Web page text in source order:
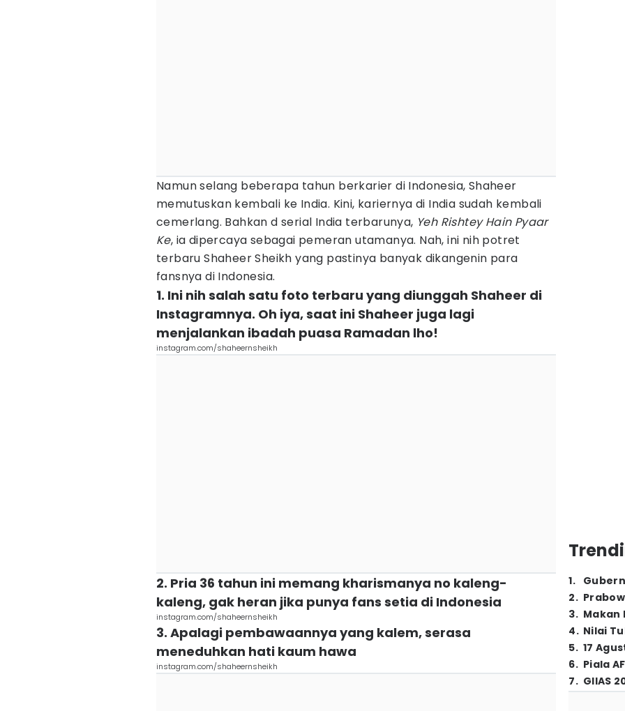
Namun selang beberapa tahun berkarier di Indonesia, Shaheer
memutuskan kembali ke India. Kini, kariernya di India sudah kembali
cemerlang. Bahkan d serial India terbarunya, Yeh Rishtey Hain Pyaar
Ke, ia dipercaya sebagai pemeran utamanya. Nah, ini nih potret
terbaru Shaheer Sheikh yang pastinya banyak dikangenin para
fansnya di Indonesia.
1. Ini nih salah satu foto terbaru yang diunggah Shaheer di
Instagramnya. Oh iya, saat ini Shaheer juga lagi
menjalankan ibadah puasa Ramadan lho!
instagram.com/shaheernsheikh
2. Pria 36 tahun ini memang kharismanya no kaleng-
kaleng, gak heran jika punya fans setia di Indonesia
instagram.com/shaheernsheikh
3. Apalagi pembawaannya yang kalem, serasa
meneduhkan hati kaum hawa
instagram.com/shaheernsheikh
1.
2.
3. Makan
4. Nilai
5. 17
6. Piala
7. GIIAS